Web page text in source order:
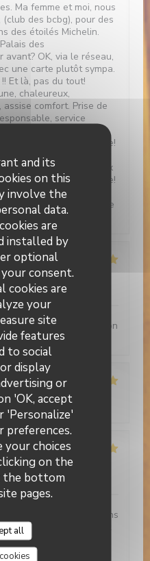
and its
on this
involve the
data.
are
installed by
optional
consent.
cookies are
your
site
features
to social
display
or
'OK, accept
'Personalize'
preferences.
your choices
on the
the bottom
pages.
all
Ma femme et moi, nous
des bcbg), pour des
des étoilés Michelin.
des
avant? OK, via le réseau,
une carte plutôt sympa.
Et là, pas du tout!
chaleureux,
comfort. Prise de
service
😉👍! Et, a la
ce n'est pas une insulte!
!On commande bien
en Provence, deux
pissaladière. Sans faute!
en culottés
y passerez un moment de
:5/5 Value:
une cuisine d’inspiration
:5/5 Value: 5
: 5/5 Value:
je recommande sans
frais et excellemment
très agréable face
Valma